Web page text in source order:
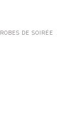
ROBES DE SOIRÉE